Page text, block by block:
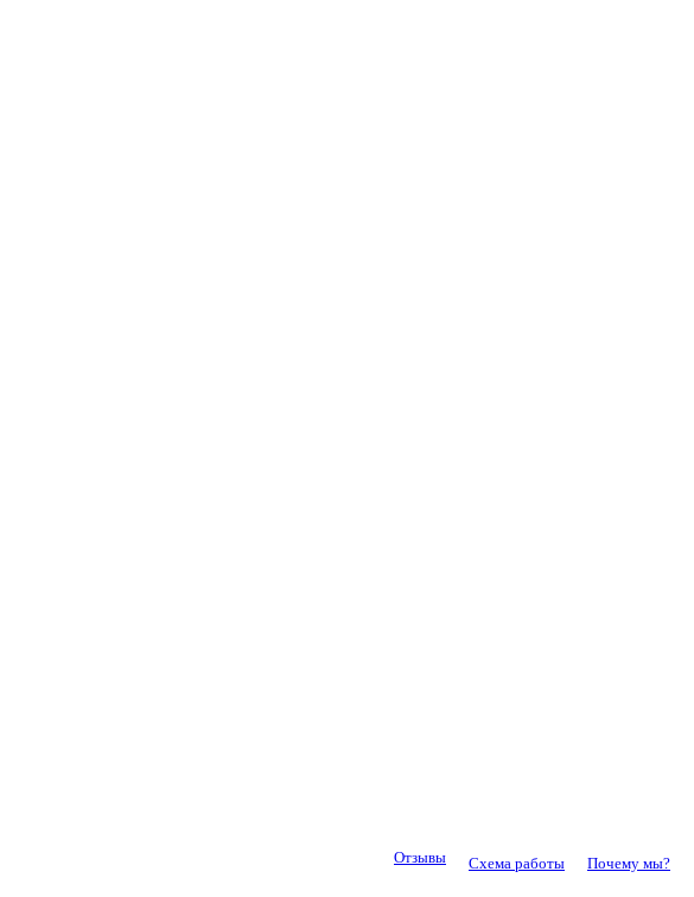
Отзывы Почему мы?
Схема работы